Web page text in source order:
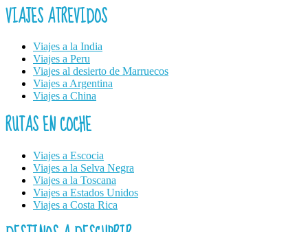
VIAJES ATREVIDOS
Viajes a la India
Viajes a Peru
Viajes al desierto de Marruecos
Viajes a Argentina
Viajes a China
RUTAS EN COCHE
Viajes a Escocia
Viajes a la Selva Negra
Viajes a la Toscana
Viajes a Estados Unidos
Viajes a Costa Rica